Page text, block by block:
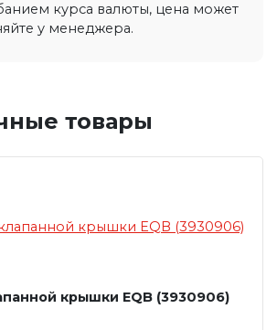
курса валюты, цена может
у менеджера.
товары
крышки EQB (3930906)